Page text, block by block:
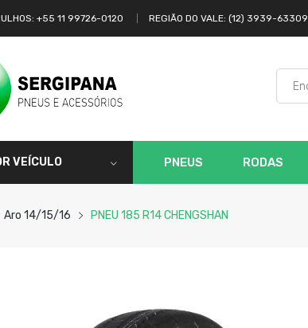
+55 11 99726-0120 REGIÃO DO VALE: (12) 3939-63309
VEÍCULO PNEUS RODAS
Aro 14/15/16 PNEU 185 R14 CHENGSHAN